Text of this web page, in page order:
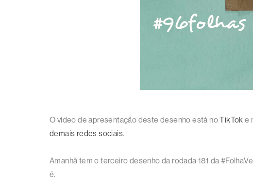
O vídeo de apresentação deste desenho está noTikTok e
demais redes sociais.
Amanhã tem o terceiro desenho da rodada 181 da
é.